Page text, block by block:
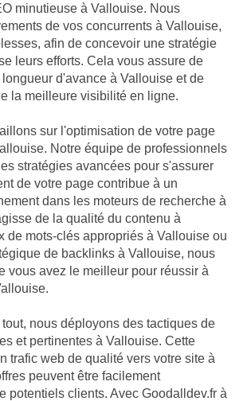
minutieuse à Vallouise. Nous
de vos concurrents à Vallouise,
afin de concevoir une stratégie
leurs efforts. Cela vous assure de
d'avance à Vallouise et de
la meilleure visibilité en ligne.
sur l'optimisation de votre page
Notre équipe de professionnels
stratégies avancées pour s'assurer
de votre page contribue à un
dans les moteurs de recherche à
de la qualité du contenu à
de mots-clés appropriés à Vallouise ou
de backlinks à Vallouise, nous
vous avez le meilleur pour réussir à
nous déployons des tactiques de
et pertinentes à Vallouise. Cette
trafic web de qualité vers votre site à
peuvent être facilement
potentiels clients. Avec Goodalldev.fr à